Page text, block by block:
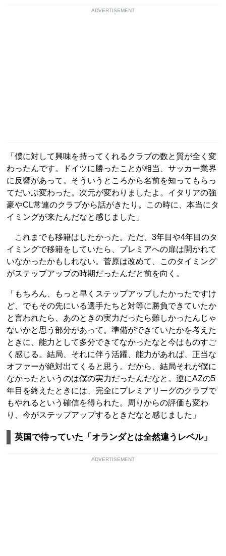
ADVERTISEMENT
「僕に対して興味を持ってくれるクラブの数と質が全く変
わったんです。ドイツに勝ったことが相当、サッカー業界
に反響があって。そういうところから名前を知ってもらっ
てだいぶ変わった。次元が変わりましたよ。イタリアの強
豪やCL常連のクラブから話がきたり。この時に、本当にタ
イミングが来たんだなと感じました」
これまでも移籍はしたかった。ただ、3年目や4年目のタ
イミングで移籍をしていたら、プレミアへの扉は開かれて
いなかったかもしれない。菅原は改めて、このタイミング
がステップアップの時期だったんだと前を向く。
「もちろん、もっと早くステップアップしたかったですけ
ど、でもその先にいる選手たちと対等に勝負できていたか
と言われたら、あのときの実力だったら難しかったんじゃ
ないかと思う部分があって。準備ができていたかを考えた
ときに、能力として多分できてなかったなと今はものすご
く感じる。結局、それに伴う活躍、能力があれば、正当な
オファーが絶対出てくると思う。だから、結局それが僕に
なかったというのは僕の実力だったんだなと。逆にAZの5
年目を終えたときには、完全にプレミアリーグのクラブで
もやれるという確信を得られた。周りからの評価も変わ
り、今がステップアップするときだなと感じました」
英国で待っていた「オランダとは全然違うレベル」
ADVERTISEMENT